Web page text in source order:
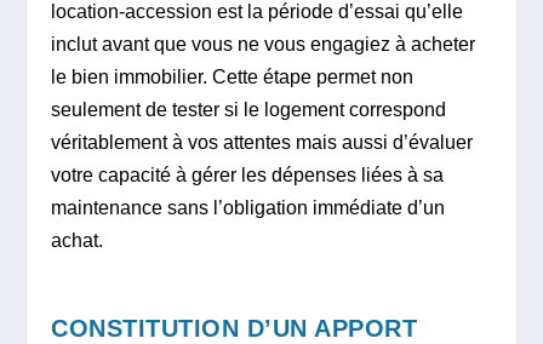
location-accession est la période d’essai qu’elle
inclut avant que vous ne vous engagiez à acheter
le bien immobilier. Cette étape permet non
seulement de tester si le logement correspond
véritablement à vos attentes mais aussi d’évaluer
votre capacité à gérer les dépenses liées à sa
maintenance sans l’obligation immédiate d’un
achat.
CONSTITUTION D’UN APPORT